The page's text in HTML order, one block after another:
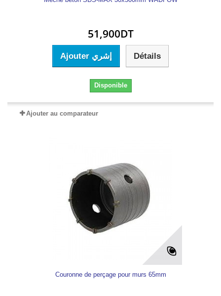
51,900DT
Ajouter إشري Détails
Disponible
Ajouter au comparateur
Couronne de perçage pour murs 65mm